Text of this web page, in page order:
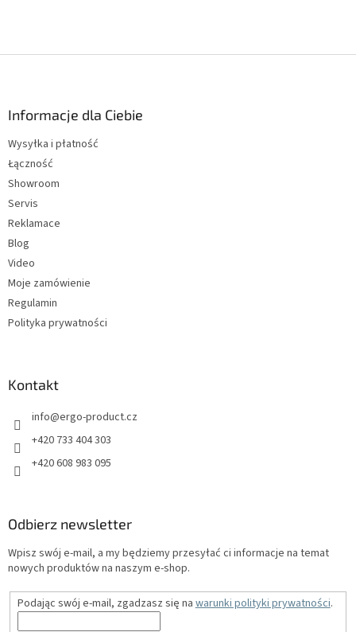
Informacje dla Ciebie
Wysyłka i płatność
Łączność
Showroom
Servis
Reklamace
Blog
Video
Moje zamówienie
Regulamin
Polityka prywatności
Kontakt
info@ergo-product.cz
+420 733 404 303
+420 608 983 095
Odbierz newsletter
Wpisz swój e-mail, a my będziemy przesyłać ci informacje na temat
nowych produktów na naszym e-shop.
Podając swój e-mail, zgadzasz się na warunki polityki prywatności.